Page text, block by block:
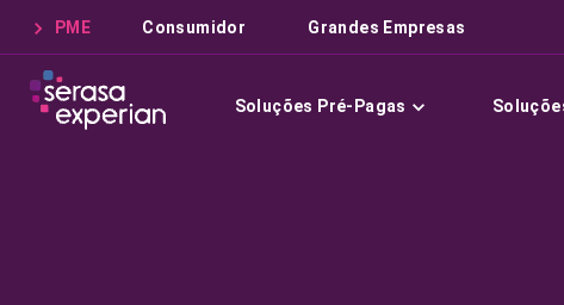
PME Consumidor Grandes Empresas
Soluções Pré-Pagas